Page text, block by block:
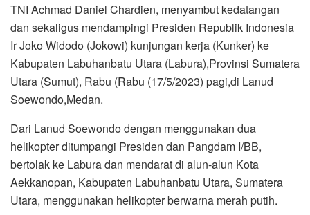
TNI Achmad Daniel Chardien, menyambut kedatangan
dan sekaligus mendampingi Presiden Republik Indonesia
Ir Joko Widodo (Jokowi) kunjungan kerja (Kunker) ke
Kabupaten Labuhanbatu Utara (Labura),Provinsi Sumatera
Utara (Sumut), Rabu (Rabu (17/5/2023) pagi,di Lanud
Soewondo,Medan.
Dari Lanud Soewondo dengan menggunakan dua
helikopter ditumpangi Presiden dan Pangdam I/BB,
bertolak ke Labura dan mendarat di alun-alun Kota
Aekkanopan, Kabupaten Labuhanbatu Utara, Sumatera
Utara, menggunakan helikopter berwarna merah putih.